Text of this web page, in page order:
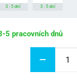
3 - 5 dní 3 - 5 dní
5 pracovních dnů